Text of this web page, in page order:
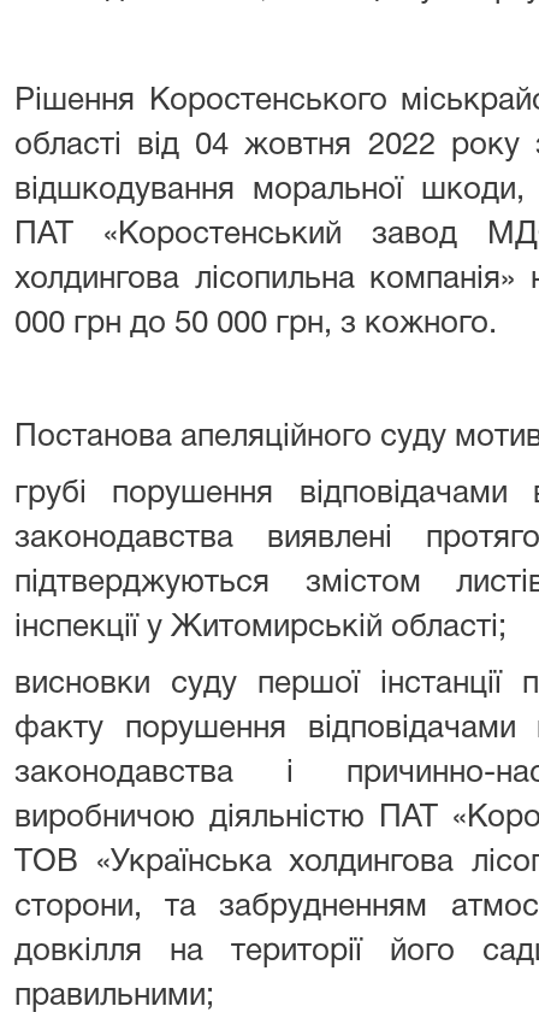
Рішення Коростенського
області від 04 жовтня 2022 року
відшкодування моральної
ПАТ «Коростенський завод
холдингова лісопильна
000 грн до 50 000 грн, з кожного.
Постанова апеляційного суду
грубі порушення відповідачами
законодавства виявлені
підтверджуються змістом
інспекції у Житомирській області;
висновки суду першої
факту порушення відповідачами
законодавства і причинно-
виробничою діяльністю ПАТ
ТОВ «Українська холдингова
сторони, та забрудненням
довкілля на території його
правильними;